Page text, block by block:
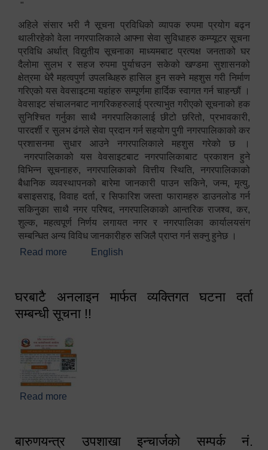
"
अहिले संसार भरी नै सूचना प्रविधिको व्यापक रुपमा प्रयोग बढ्न
थालीरहेको वेला नगरपालिकाले आफ्ना सेवा सुविधाहरु कम्प्यूटर सूचना
प्रविधि अर्थात् विद्युतीय सूचनाका माध्यमबाट प्रत्यक्ष जनताको घर
दैलोमा सुलभ र सहज रुपमा पुर्याचउन सकेको खण्डमा सुशासनको
क्षेत्रमा धेरै महत्वपुर्ण उपलब्धिहरु हासिल हुन सक्ने महशुस गरी निर्माण
गरिएको यस वेवसाइटमा यहांहरु सम्पूर्णमा हार्दिक स्वागत गर्न चाहन्छौं ।
वेवसाइट संचालनबाट नागरिकहरुलाई प्रत्याभुत गरीएको सूचनाको हक
सुनिश्चित गर्नुका साथै नगरपालिकालाई छीटो छरितो, प्रभावकारी,
पारदर्शी र सुलभ ढंगले सेवा प्रदान गर्न सहयोग पुगी नगरपालिकाको कर
प्रशासनमा सुधार आउने नगरपालिकाले महशुस गरेको छ ।
नगरपालिकाको यस वेवसाइटबाट नगरपालिकाबाट प्रकाशन हुने
विभिन्न सूचनाहरु, नगरपालिकाको वित्तीय स्थिति, नगरपालिकाको
बैधानिक व्यवस्थापनको बारेमा जानकारी पाउन सकिने, जन्म, मृत्यु,
बसाइसराइ, विवाह दर्ता, र सिफारिश जस्ता फारामहरु डाउनलोड गर्न
सकिनुका साथै नगर परिषद, नगरपालिकाको आन्तरिक राजश्व, कर,
शुल्क, महत्वपूर्ण निर्णय लगायत नगर र नगरपालिका कार्यालयसंग
सम्बन्धित अन्य विविध जानकारीहरु सजिलै प्राप्त गर्न सक्नु हुनेछ ।
Read more about स्वागतम!!!
English
घरबाटै अनलाइन मार्फत व्यक्तिगत घटना दर्ता
सम्बन्धी सूचना !!
Read more
बारुणयन्त्र उपशाखा इन्चार्जको सम्पर्क नं.